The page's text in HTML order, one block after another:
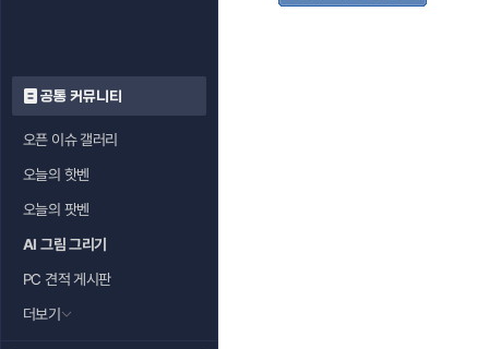
공통 커뮤니티
오픈 이슈 갤러리
오늘의 핫벤
오늘의 팟벤
AI 그림 그리기
PC 견적 게시판
더보기